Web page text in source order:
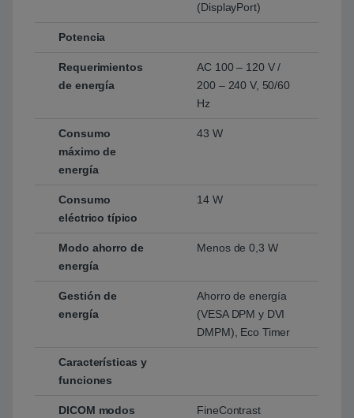
(DisplayPort)
Potencia
Requerimientos
de energía
AC 100 – 120 V /
200 – 240 V, 50/60
Hz
Consumo
máximo de
energía
43 W
Consumo
eléctrico típico
14 W
Modo ahorro de
energía
Menos de 0,3 W
Gestión de
energía
Ahorro de energía
(VESA DPM y DVI
DMPM), Eco Timer
Características y
funciones
DICOM modos
FineContrast